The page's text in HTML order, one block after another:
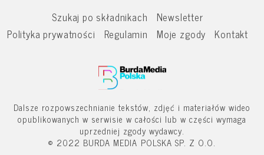
Szukaj po składnikach
Newsletter
Polityka prywatności
Regulamin Moje zgody Kontakt
Dalsze rozpowszechnianie tekstów, zdjęć i materiałów wideo
opublikowanych w serwisie w całości lub w części wymaga
uprzedniej zgody wydawcy.
© 2022 BURDA MEDIA POLSKA SP. Z O.O.